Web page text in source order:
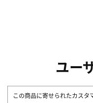
ユー
この商品に寄せられたカスタ